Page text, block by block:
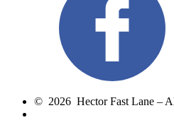
© 2026 Hector Fast Lane –